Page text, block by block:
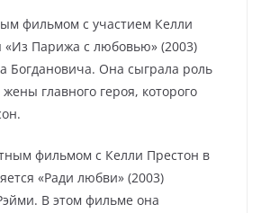
фильмом с участием Келли
«Из Парижа с любовью» (2003)
Богдановича. Она сыграла роль
главного героя, которого
фильмом с Келли Престон в
«Ради любви» (2003)
В этом фильме она